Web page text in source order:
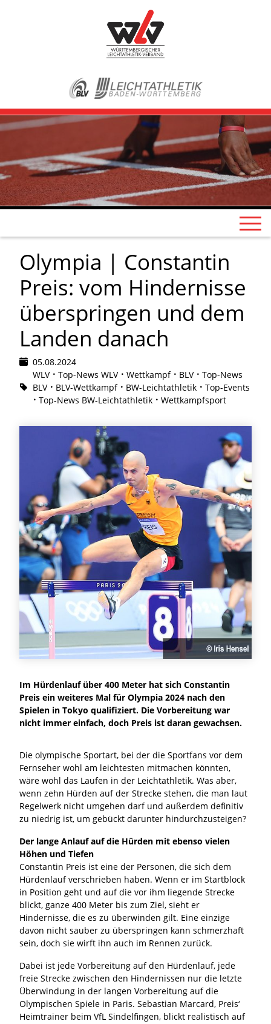
Olympia | Constantin
Preis: vom Hindernisse
überspringen und dem
Landen danach
05.08.2024
WLV
Top-News WLV Wettkampf BLV
Top-News
BLV
BLV-Wettkampf BW-Leichtathletik
Top-Events
Top-News BW-Leichtathletik
Wettkampfsport
Im Hürdenlauf über 400 Meter hat sich Constantin
Preis ein weiteres Mal für Olympia 2024 nach den
Spielen in Tokyo qualifiziert. Die Vorbereitung war
nicht immer einfach, doch Preis ist daran gewachsen.
Die olympische Sportart, bei der die Sportfans vor dem
Fernseher wohl am leichtesten mitmachen könnten,
wäre wohl das Laufen in der Leichtathletik. Was aber,
wenn zehn Hürden auf der Strecke stehen, die man laut
Regelwerk nicht umgehen darf und außerdem definitiv
zu niedrig ist, um gebückt darunter hindurchzusteigen?
Der lange Anlauf auf die Hürden mit ebenso vielen
Höhen und Tiefen
Constantin Preis ist eine der Personen, die sich dem
Hürdenlauf verschrieben haben. Wenn er im Startblock
in Position geht und auf die vor ihm liegende Strecke
blickt, ganze 400 Meter bis zum Ziel, sieht er
Hindernisse, die es zu überwinden gilt. Eine einzige
davon nicht sauber zu überspringen kann schmerzhaft
sein, doch sie wirft ihn auch im Rennen zurück.
Dabei ist jede Vorbereitung auf den Hürdenlauf, jede
freie Strecke zwischen den Hindernissen nur die letzte
Überwindung in der langen Vorbereitung auf die
Olympischen Spiele in Paris. Sebastian Marcard, Preis‘
Heimtrainer beim VfL Sindelfingen, blickt realistisch auf